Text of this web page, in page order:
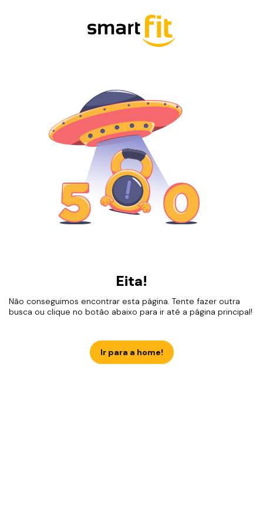
Eita!
Não conseguimos encontrar esta página. Tente fazer outra
busca ou clique no botão abaixo para ir até a página principal!
Ir para a home!